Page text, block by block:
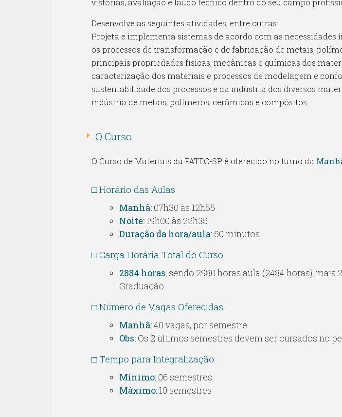
vistorias, avaliação e laudo técnico dentro do seu campo
Desenvolve as seguintes atividades, entre outras:
Projeta e implementa sistemas de acordo com as
os processos de transformação e de fabricação de metais,
principais propriedades físicas, mecânicas e químicas dos
caracterização dos materiais e processos de modelagem e
sustentabilidade dos processos e da indústria dos diversos
indústria de metais, polímeros, cerâmicas e compósitos.
O Curso
O Curso de Materiais da FATEC-SP é oferecido no turno da
□ Horário das Aulas
Manhã:07h30 às 12h55
Noite:19h00 às 22h35
Duração da hora/aula: 50 minutos.
□ Carga Horária Total do Curso
2884 horas, sendo 2980 horas aula (2484 horas),
Graduação.
□ Número de Vagas Oferecidas
Manhã:40 vagas, por semestre
Obs:Os 2 últimos semestres devem ser cursados no
□ Tempo para Integralização:
Mínimo:06 semestres
Máximo:10 semestres